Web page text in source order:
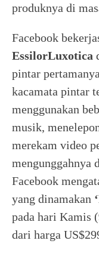
produknya di
Facebook
EssilorLuxotica
pintar
kacamata pintar
menggunakan
musik,
merekam video
mengunggahnya
Facebook
yang dinamakan
pada hari Kamis
dari harga